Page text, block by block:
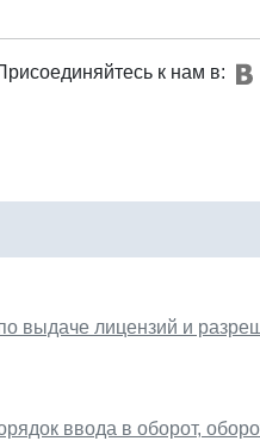
к нам в:
выдаче лицензий и
ввода в оборот,